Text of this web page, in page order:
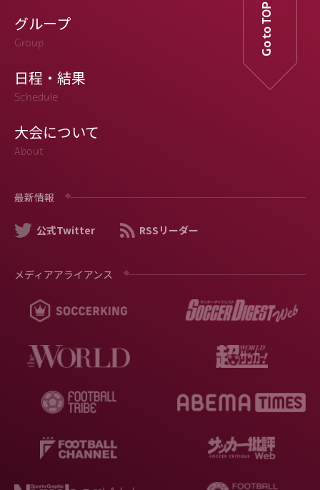
グループ
Group
日程・結果
Schedule
大会について
About
最新情報
公式Twitter RSSリーダー
メディアアライアンス
Go to TOP